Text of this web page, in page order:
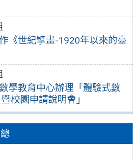
《世紀擘畫-1920年以來的臺
學教育中心辦理「體驗式數
校園申請說明會」